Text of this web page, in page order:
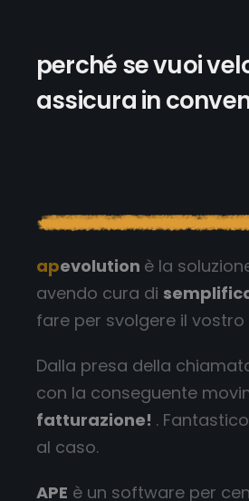
perché se vuoi
assicura in
apevolution è la
avendo cura di
fare per svolgere il vostro
Dalla presa della
con la conseguente
fatturazione! .
al caso.
APE è un software per